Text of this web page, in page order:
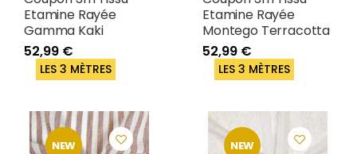
Etamine Rayée
Gamma Kaki
52,99 €
LES 3 MÈTRES
Etamine Rayée
Montego Terracotta
52,99 €
LES 3 MÈTRES
NEW NEW